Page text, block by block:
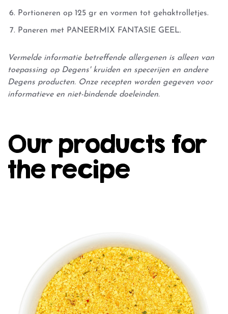
Portioneren op 125 gr en vormen tot gehaktrolletjes.
Paneren met PANEERMIX FANTASIE GEEL.
Vermelde informatie betreffende allergenen is alleen van
toepassing op Degens' kruiden en specerijen en andere
Degens producten. Onze recepten worden gegeven voor
informatieve en niet-bindende doeleinden.
Our products for
the recipe